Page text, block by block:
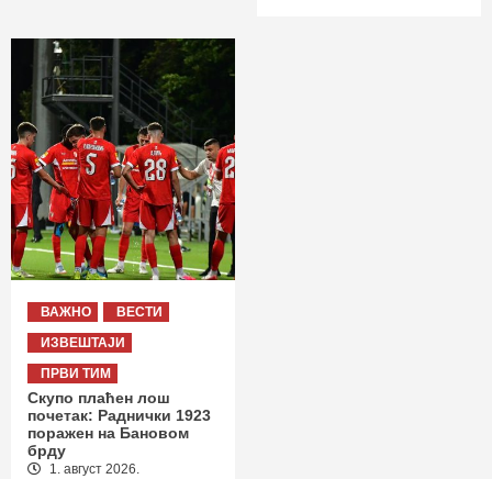
ВАЖНО
ВЕСТИ
ИЗВЕШТАЈИ
ПРВИ ТИМ
Скупо плаћен лош
почетак: Раднички 1923
поражен на Бановом
брду
1. август 2026.